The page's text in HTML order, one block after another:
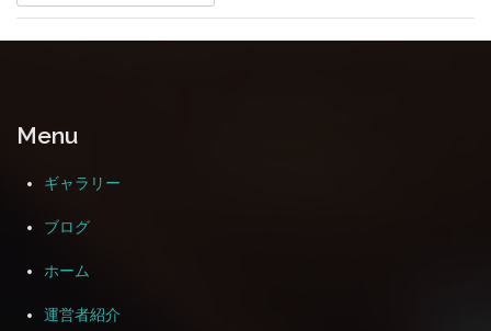
ビ
ョ
ン
索:
Menu
ギャラリー
ブログ
ホーム
運営者紹介